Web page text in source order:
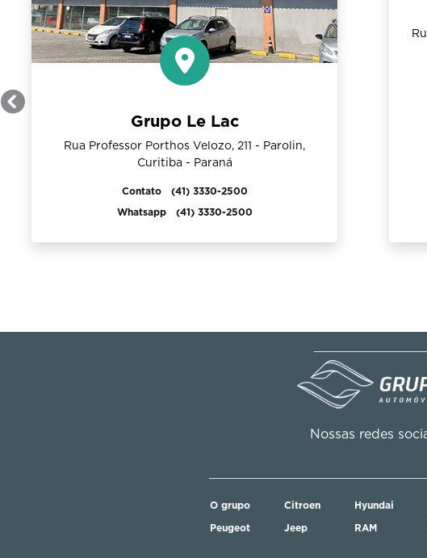
Grupo Le Lac
Rua Professor Porthos Velozo, 211 - Parolin,
Curitiba - Paraná
Contato
(41) 3330-2500
Whatsapp
(41) 3330-2500
Anterior
Nossas redes
O grupo
Peugeot
Citroen
Jeep
Hyundai
RAM